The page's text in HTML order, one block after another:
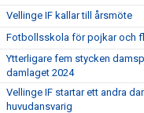
Vellinge IF kallar till årsmöte
Fotbollsskola för pojkar och
Ytterligare fem stycken
damlaget 2024
Vellinge IF startar ett andra
huvudansvarig